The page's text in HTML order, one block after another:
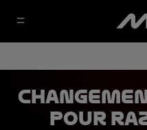
pour